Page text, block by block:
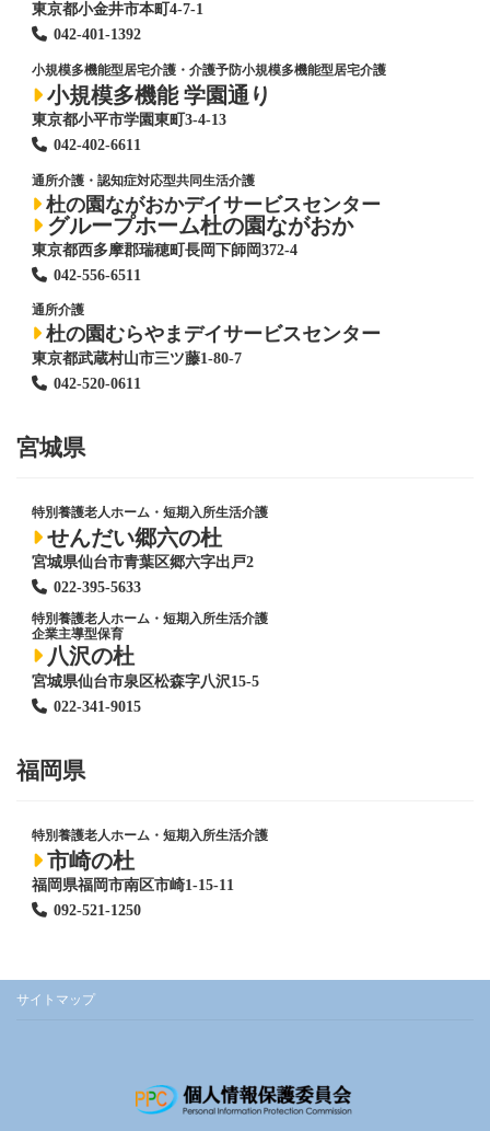
東京都小金井市本町4-7-1
042-401-1392
小規模多機能型居宅介護・介護予防小規模多機能型居宅介護
小規模多機能 学園通り
東京都小平市学園東町3-4-13
042-402-6611
通所介護・認知症対応型共同生活介護
杜の園ながおかデイサービスセンター
グループホーム杜の園ながおか
東京都西多摩郡瑞穂町長岡下師岡372-4
042-556-6511
通所介護
杜の園むらやまデイサービスセンター
東京都武蔵村山市三ツ藤1-80-7
042-520-0611
宮城県
特別養護老人ホーム ・短期入所生活介護
せんだい郷六の杜
宮城県仙台市青葉区郷六字出戸2
022-395-5633
特別養護老人ホーム ・短期入所生活介護
企業主導型保育
八沢の杜
宮城県仙台市泉区松森字八沢15-5
022-341-9015
福岡県
特別養護老人ホーム ・短期入所生活介護
市崎の杜
福岡県福岡市南区市崎1-15-11
092-521-1250
サイトマップ